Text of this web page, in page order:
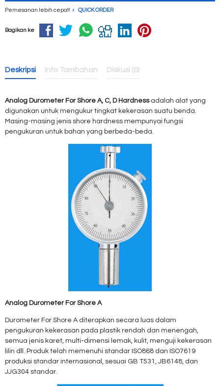
Pemesanan lebih cepat! QUICK ORDER
Bagikan ke
Deskripsi Info Tambahan Diskusi (0)
Analog Durometer For Shore A, C, D Hardnessadalah alat yang
digunakan untuk mengukur tingkat kekerasan suatu benda.
Masing-masing jenis shore hardness mempunyai fungsi
pengukuran untuk bahan yang berbeda-beda.
Analog Durometer For Shore A
Durometer For Shore A diterapkan secara luas dalam
pengukuran kekerasan pada plastik rendah dan menengah,
semua jenis karet, multi-dimensi lemak, kulit, menguji kekerasan
lilin dll. Produk telah memenuhi standar ISO868 dan ISO7619
produksi standar internasional, sesuai GB T531, JB6148, dan
JJG304 standar.